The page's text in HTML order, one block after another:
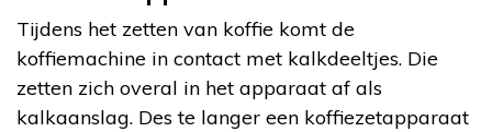
Tijdens het zetten van koffie komt de
koffiemachine in contact met kalkdeeltjes. Die
zetten zich overal in het apparaat af als
kalkaanslag. Des te langer een koffiezetapparaat